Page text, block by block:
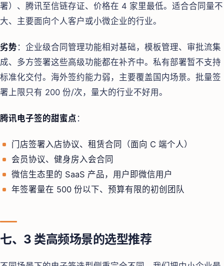
署）、腾讯至信链存证、价格在 4 家里最低。适合合同量不
大、主要面向个人客户或小微企业的行业。
劣势 ：企业级合同管理功能相对基础，模板管理、审批流集
成、多方签署这些高级功能都在补齐中。私有部署暂不支持
标准化交付。海外签约能力弱，主要覆盖国内场景。批量签
署上限只有 200 份/次，量大的行业不好用。
腾讯电子签的甜蜜点 ：
门店签署入店协议、租赁合同（面向 C 端个人）
会员协议、健身房入会合同
微信生态里的 SaaS 产品，用户即微信用户
年签署量在 500 份以下、预算有限的初创团队
七、3 类高频场景的选型推荐